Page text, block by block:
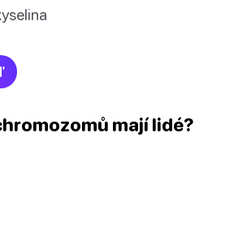
mají lidé?